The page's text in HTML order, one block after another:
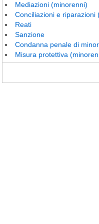
Mediazioni (minorenni)
Conciliazioni e riparazioni
Reati
Sanzione
Condanna penale di
Misura protettiva